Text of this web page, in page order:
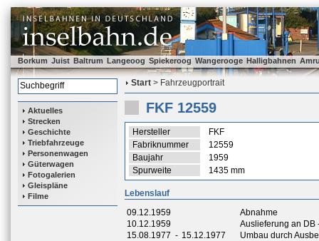
Borkum Juist Baltrum Langeoog Spiekeroog Wangerooge Halligbahnen
Aktuelles
Strecken
Geschichte
Triebfahrzeuge
Personenwagen
Güterwagen
Fotogalerien
Gleispläne
Filme
Start > Fahrzeugportrait
FKF 12559
Hersteller
FKF
Fabriknummer
12559
Baujahr
1959
Spurweite
1435 mm
Lebenslauf
09.12.1959
Abnahme
10.12.1959
Auslieferung an DB
15.08.1977 - 15.12.1977
Umbau durch